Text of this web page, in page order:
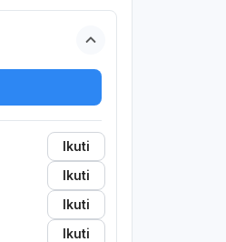
Ikuti
Ikuti
Ikuti
Ikuti